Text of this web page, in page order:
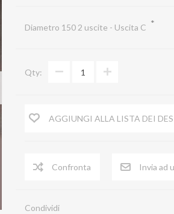
Diametro 150 2 uscite - Uscita C *
Qty:
AGGIUNGI ALLA LISTA DEI
Condividi